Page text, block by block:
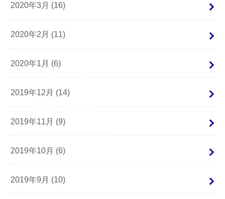
2020年3月 (16)
2020年2月 (11)
2020年1月 (6)
2019年12月 (14)
2019年11月 (9)
2019年10月 (6)
2019年9月 (10)